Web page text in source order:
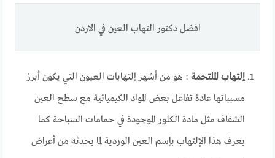
افضل دكتور التهاب العين في الاردن
إلتهاب الملتحمة : هو من أشهر إلتهابات العيون التي يكون أبرز
مسبباتها عادة تفاعل بعض المواد الكيميائية مع سطح العين
الشفاف مثل مادة الكلور الموجودة في حمامات السباحة كما
يعرف هذا الإلتهاب بإسم العين الوردية لما يحدثه من أعراض